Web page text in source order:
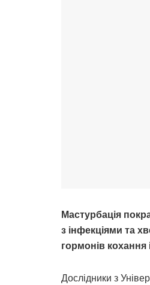
Мастурбація
з інфекціями та
гормонів
Дослідники з